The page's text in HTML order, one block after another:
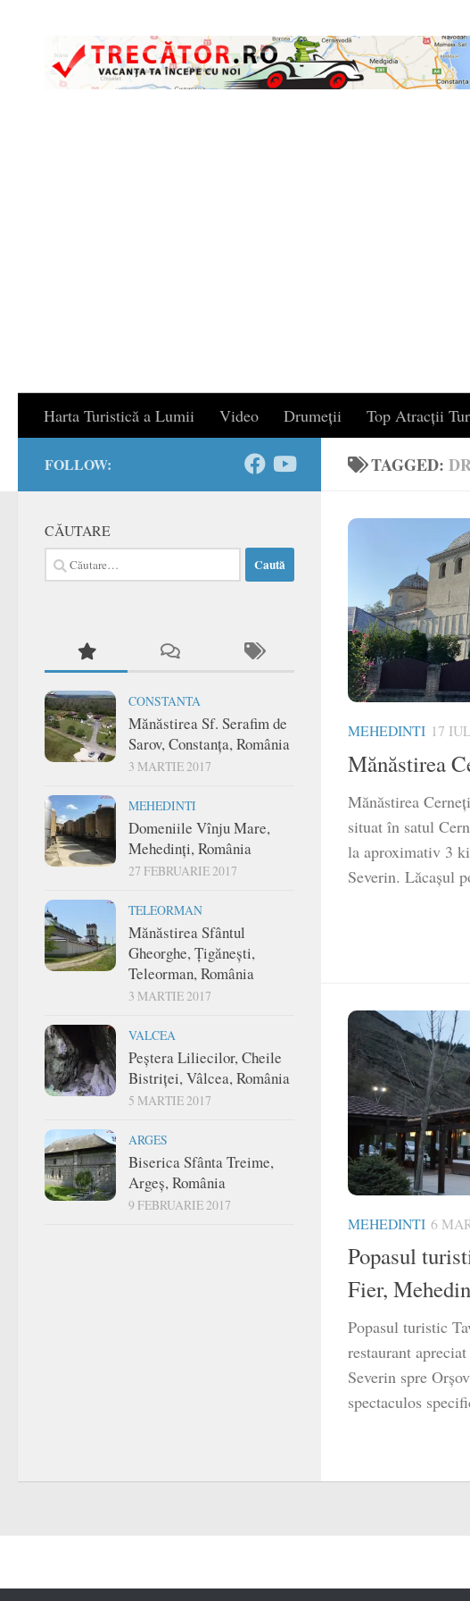
Harta Turistică a Lumii Video Drumeții Top Atracții
TAGGED:
MEHEDINTI 17
Mănăstirea
Mănăstirea
situat în satul
la aproximativ 3
Severin. Lăcașul
MEHEDINTI 6
Popasul
Fier,
Popasul turistic
restaurant
Severin spre
spectaculos
FOLLOW:
CĂUTARE
Caută
după:
CONSTANTA
Mănăstirea Sf. Serafim de
Sarov, Constanța, România
3 MARTIE 2017
MEHEDINTI
Domeniile Vînju Mare,
Mehedinți, România
27 FEBRUARIE 2017
TELEORMAN
Mănăstirea Sfântul
Gheorghe, Țigănești,
Teleorman, România
3 MARTIE 2017
VALCEA
Peștera Liliecilor, Cheile
Bistriței, Vâlcea, România
5 MARTIE 2017
ARGES
Biserica Sfânta Treime,
Argeș, România
9 FEBRUARIE 2017